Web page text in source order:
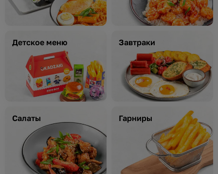
Детское меню Завтраки
Салаты Гарниры